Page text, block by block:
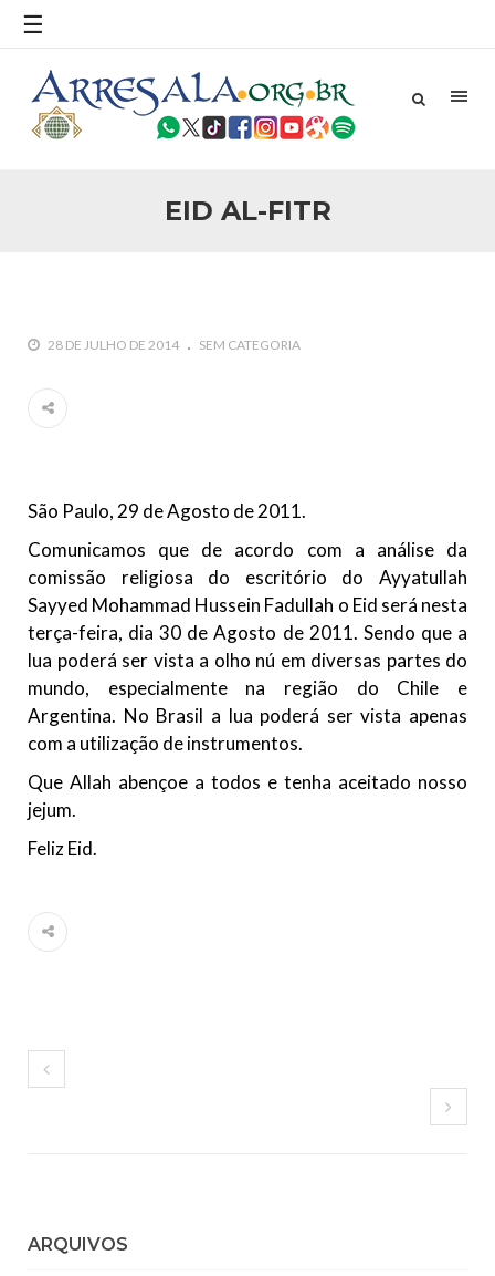
☰
EID AL-FITR
Conflito
Por: Ahmed Ismail Introdução O presente artigo resume as
principais considerações do autor sobre os atentados de 11
25 DE SETEMBRO DE 2010
Ano Novo Islâmico e Início de Muharam
Em nome de Deus, O Clemente, O Misericordioso! O Centro
10 DE NOVEMBRO DE 2013
Falecimento do Imam Ali Ibn Al-Hussein
(A.S.)
Em nome de Deus, o Clemente, o Misericordioso! Diante da
data em que relembramos o martírio do quarto Imam dos
muçulmanos, o Imam Ali Ibn Al-Hussein Ibn Ali Ibn Abi Táleb
NOTÍCIAS
3 DE JULHO DE 2014
Centro Islâmico no Brasil recebe o ex-
ministro das Relações Exteriores da
Na noite da quinta-feira, 03 de Abril, o Centro Islâmico no
28 DE JULHO DE 2014 SEM CATEGORIA
São Paulo, 29 de Agosto de 2011.
Comunicamos que de acordo com a análise da
comissão religiosa do escritório do Ayyatullah
Sayyed Mohammad Hussein Fadullah o Eid será nesta
terça-feira, dia 30 de Agosto de 2011. Sendo que a
lua poderá ser vista a olho nú em diversas partes do
mundo, especialmente na região do Chile e
Argentina. No Brasil a lua poderá ser vista apenas
com a utilização de instrumentos.
Que Allah abençoe a todos e tenha aceitado nosso
jejum.
Feliz Eid.
ARQUIVOS